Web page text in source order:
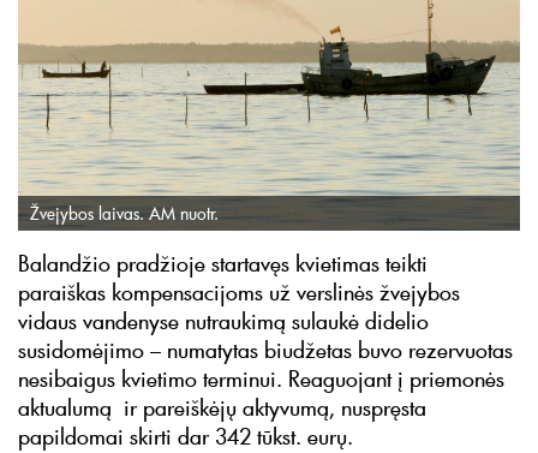
Žvejybos laivas. AM nuotr.
Balandžio pradžioje startavęs kvietimas teikti
paraiškas kompensacijoms už verslinės žvejybos
vidaus vandenyse nutraukimą sulaukė didelio
susidomėjimo – numatytas biudžetas buvo rezervuotas
nesibaigus kvietimo terminui. Reaguojant į priemonės
aktualumą ir pareiškėjų aktyvumą, nuspręsta
papildomai skirti dar 342 tūkst. eurų.